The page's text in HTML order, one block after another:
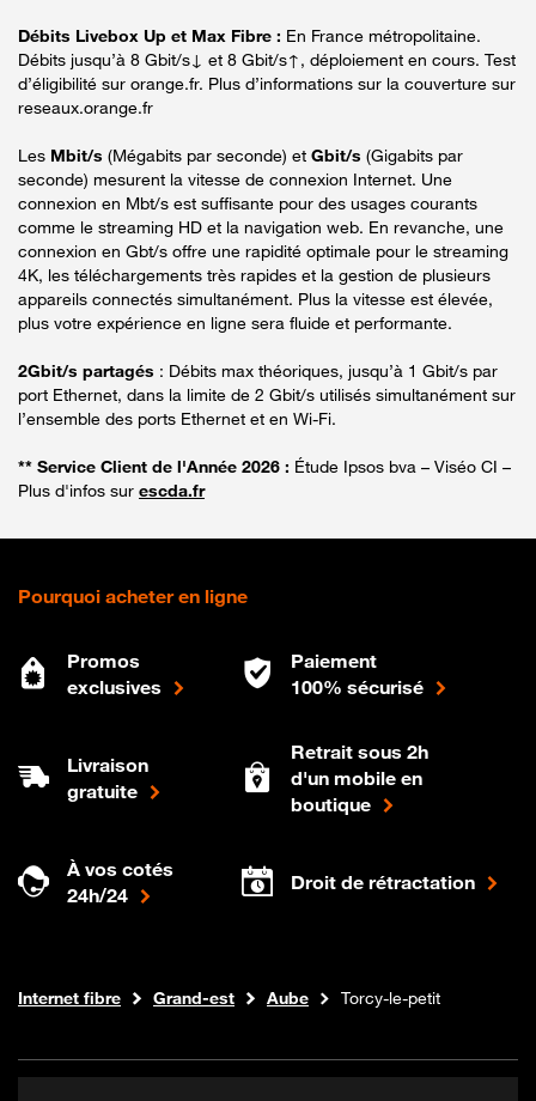
Débits Livebox Up et Max Fibre : En France métropolitaine.
Débits jusqu’à 8 Gbit/s↓ et 8 Gbit/s↑, déploiement en cours. Test
d’éligibilité sur orange.fr. Plus d’informations sur la couverture sur
reseaux.orange.fr
Les Mbit/s (Mégabits par seconde) et Gbit/s (Gigabits par
seconde) mesurent la vitesse de connexion Internet. Une
connexion en Mbt/s est suffisante pour des usages courants
comme le streaming HD et la navigation web. En revanche, une
connexion en Gbt/s offre une rapidité optimale pour le streaming
4K, les téléchargements très rapides et la gestion de plusieurs
appareils connectés simultanément. Plus la vitesse est élevée,
plus votre expérience en ligne sera fluide et performante.
2Gbit/s partagés : Débits max théoriques, jusqu’à 1 Gbit/s par
port Ethernet, dans la limite de 2 Gbit/s utilisés simultanément sur
l’ensemble des ports Ethernet et en Wi-Fi.
** Service Client de l'Année 2026 : Étude Ipsos bva – Viséo CI –
Plus d'infos sur escda.fr
Pourquoi acheter en ligne
Promos
exclusives
Paiement
100% sécurisé
Livraison
gratuite
Retrait sous 2h
d'un mobile en
boutique
À vos cotés
24h/24
Droit de rétractation
Boutique Orange
Internet fibre Grand-est Aube Torcy-le-petit